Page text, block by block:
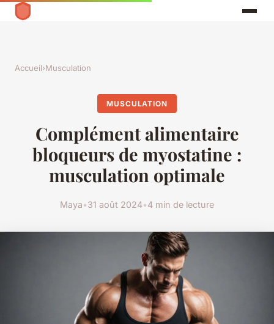
Accueil›Musculation
MUSCULATION
Complément alimentaire
bloqueurs de myostatine :
musculation optimale
Maya•31 août 2024•4 min de lecture